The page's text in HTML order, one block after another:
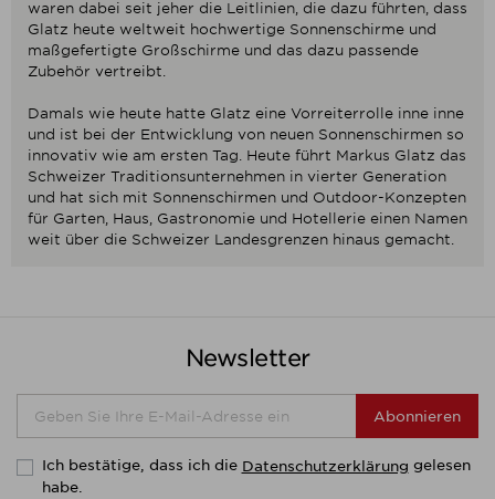
waren dabei seit jeher die Leitlinien, die dazu führten, dass
Glatz heute weltweit hochwertige Sonnenschirme und
maßgefertigte Großschirme und das dazu passende
Zubehör vertreibt.
Damals wie heute hatte Glatz eine Vorreiterrolle inne inne
und ist bei der Entwicklung von neuen Sonnenschirmen so
innovativ wie am ersten Tag. Heute führt Markus Glatz das
Schweizer Traditionsunternehmen in vierter Generation
und hat sich mit Sonnenschirmen und Outdoor-Konzepten
für Garten, Haus, Gastronomie und Hotellerie einen Namen
weit über die Schweizer Landesgrenzen hinaus gemacht.
Newsletter
Abonnieren
Ich bestätige, dass ich die Datenschutzerklärung gelesen
habe.